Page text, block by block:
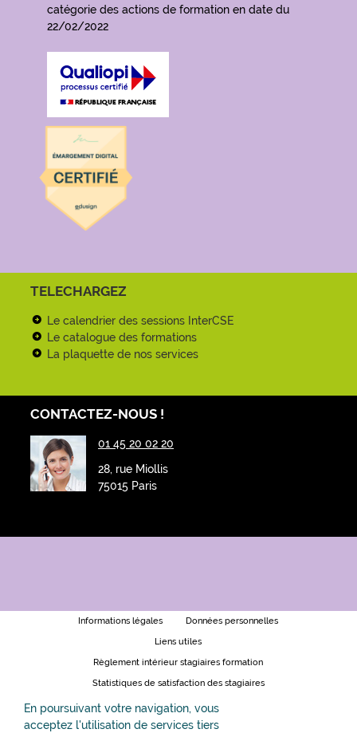
catégorie des actions de formation en date du
22/02/2022
TELECHARGEZ
Le calendrier des sessions InterCSE
Le catalogue des formations
La plaquette de nos services
CONTACTEZ-NOUS !
01 45 20 02 20
28, rue Miollis
75015 Paris
Informations légales
Données personnelles
Liens utiles
Règlement intérieur stagiaires formation
Statistiques de satisfaction des stagiaires
Formation en visio - les bonnes pratiques
Organisation et accessibilité de nos formations
En poursuivant votre navigation, vous
acceptez l'utilisation de services tiers